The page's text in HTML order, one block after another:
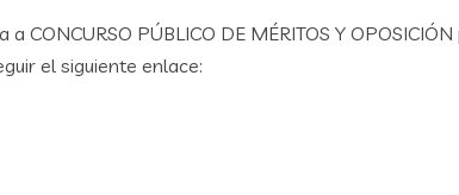
CONCURSO PÚBLICO DE MÉRITOS Y
el siguiente enlace: